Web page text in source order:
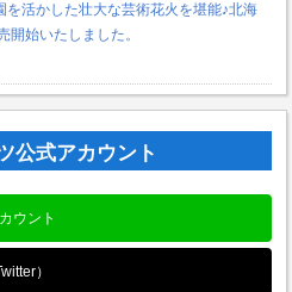
を活かした壮大な芸術花火を堪能♪北海
開始いたしました。
公式アカウント
ウント
）